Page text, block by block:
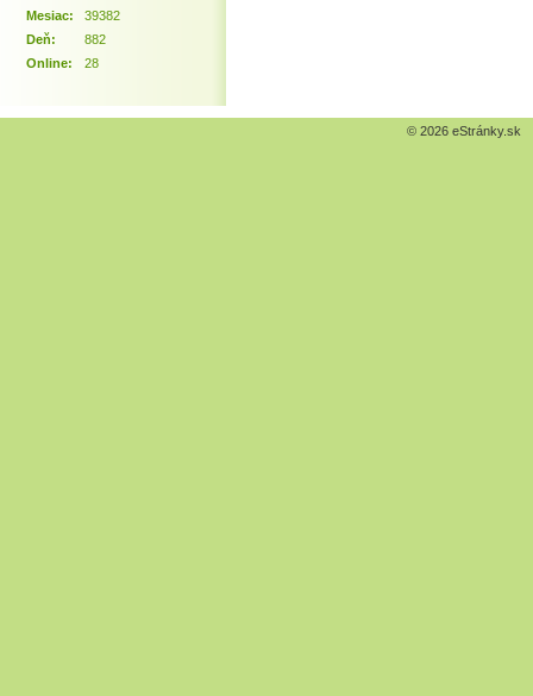
Online: 28
Mesiac:
39382
Deň:
882
© 2026 eStránky.sk